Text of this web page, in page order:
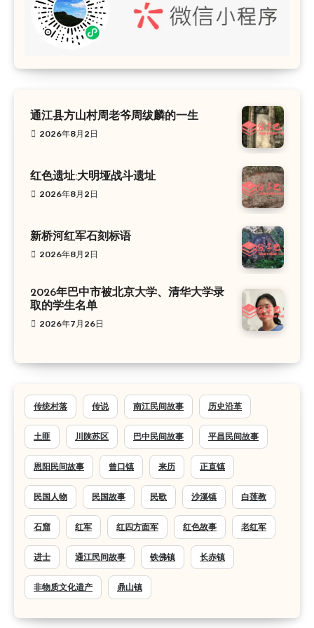
通江县方山村周老爷周绂麟的一生
2026年8月2日
红色遗址:大明垭战斗遗址
2026年8月2日
新桥河红军石刻标语
2026年8月2日
2026年巴中市被北京大学、清华大学录
取的学生名单
2026年7月26日
传统村落 传说 南江民间故事 历史沿革
土匪 川陕苏区 巴中民间故事 平昌民间故事
恩阳民间故事 曾口镇 来历 正直镇
民国人物 民国故事 民歌 沙溪镇 白莲教
石窟 红军 红四方面军 红色故事 老红军
进士 通江民间故事 铁佛镇 长赤镇
非物质文化遗产 鼎山镇